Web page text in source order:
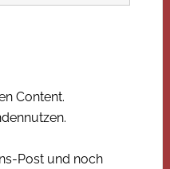
Content.
Post und noch